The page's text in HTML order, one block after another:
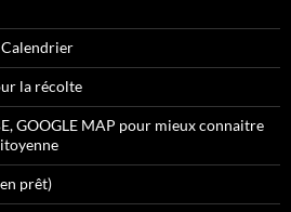
la récolte
GOOGLE MAP pour mieux connaitre
prêt)